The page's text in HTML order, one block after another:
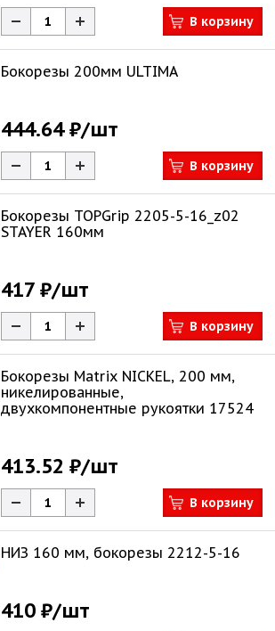
В корзину
Бокорезы 200мм ULTIMA
444.64 ₽/шт
В корзину
Бокорезы TOPGrip 2205-5-16_z02
STAYER 160мм
417 ₽/шт
В корзину
Бокорезы Matrix NICKEL, 200 мм,
никелированные,
двухкомпонентные рукоятки 17524
413.52 ₽/шт
В корзину
НИЗ 160 мм, бокорезы 2212-5-16
410 ₽/шт